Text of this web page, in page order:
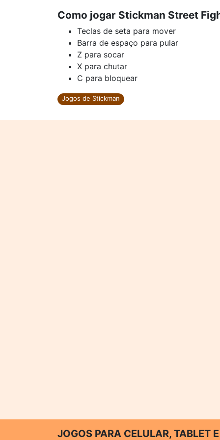
Como jogar Stickman Street
Teclas de seta para mover
Barra de espaço para pular
Z para socar
X para chutar
C para bloquear
Jogos de Stickman
JOGOS PARA CELULAR, TABLET